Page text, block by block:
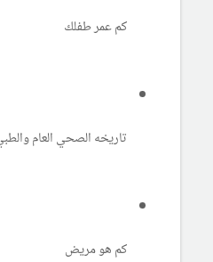
كم عمر طفلك
تاريخه الصحي العام
كم هو مريض